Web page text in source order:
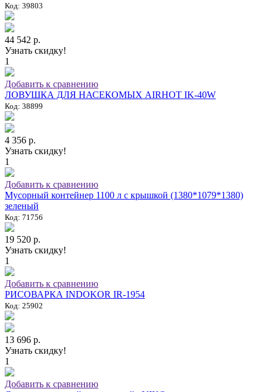
Код: 39803
44 542 р.
Узнать скидку!
1
Добавить к сравнению
ЛОВУШКА ДЛЯ НАСЕКОМЫХ AIRHOT IK-40W
Код: 38899
4 356 р.
Узнать скидку!
1
Добавить к сравнению
Мусорный контейнер 1100 л с крышкой (1380*1079*1380)
зеленый
Код: 71756
19 520 р.
Узнать скидку!
1
Добавить к сравнению
РИСОВАРКА INDOKOR IR-1954
Код: 25902
13 696 р.
Узнать скидку!
1
Добавить к сравнению